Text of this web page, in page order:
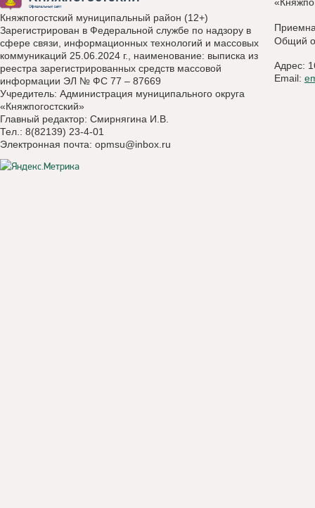
Княжпогостский муниципальный район (12+)
Зарегистрирован в Федеральной службе по надзору в
сфере связи, информационных технологий и массовых
коммуникаций 25.06.2024 г., наименование: выписка из
реестра зарегистрированных средств массовой
информации ЭЛ № ФС 77 – 87669
Учредитель: Администрация муниципального округа
«Княжпогостский»
Главный редактор: Смирнягина И.В.
Тел.: 8(82139) 23-4-01
Электронная почта: opmsu@inbox.ru
Общий
Адрес:
Email: